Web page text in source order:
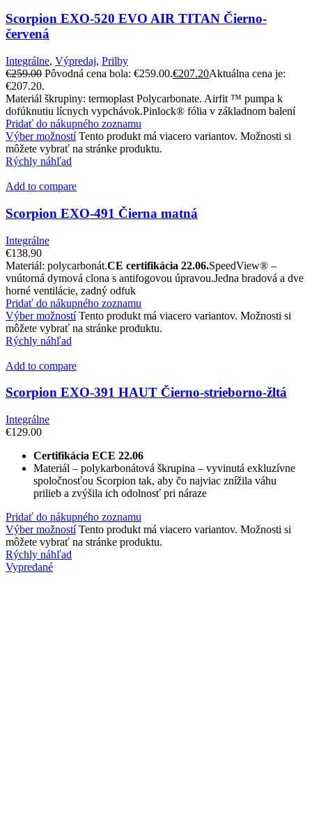
Scorpion EXO-520 EVO AIR TITAN Čierno-
červená
Integrálne, Výpredaj, Prilby
€259.00 Pôvodná cena bola: €259.00.€207.20Aktuálna cena je:
€207.20.
Materiál škrupiny: termoplast Polycarbonate. Airfit ™ pumpa k
dofúknutiu lícnych vypchávok.Pinlock® fólia v základnom balení
Pridať do nákupného zoznamu
Výber možností Tento produkt má viacero variantov. Možnosti si
môžete vybrať na stránke produktu.
Rýchly náhľad
Add to compare
Scorpion EXO-491 Čierna matná
Integrálne
€138.90
Materiál: polycarbonát.CE certifikácia 22.06.SpeedView® –
vnútorná dymová clona s antifogovou úpravou.Jedna bradová a dve
horné ventilácie, zadný odfuk
Pridať do nákupného zoznamu
Výber možností Tento produkt má viacero variantov. Možnosti si
môžete vybrať na stránke produktu.
Rýchly náhľad
Add to compare
Scorpion EXO-391 HAUT Čierno-strieborno-žltá
Integrálne
€129.00
Certifikácia ECE 22.06
Materiál – polykarbonátová škrupina – vyvinutá exkluzívne
spoločnosťou Scorpion tak, aby čo najviac znížila váhu
prilieb a zvýšila ich odolnosť pri náraze
Pridať do nákupného zoznamu
Výber možností Tento produkt má viacero variantov. Možnosti si
môžete vybrať na stránke produktu.
Rýchly náhľad
Vypredané